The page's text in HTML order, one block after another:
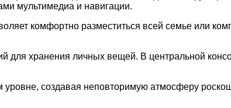
мультимедиа и навигации.
комфортно разместиться всей семье или
для хранения личных вещей. В центральной
создавая неповторимую атмосферу